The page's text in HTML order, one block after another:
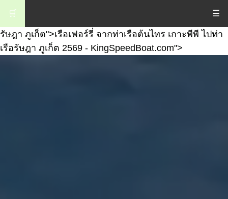
เรือเฟอร์รี่ จากท่าเรือต้นไทร เกาะพีพี ไปท่าเรือรัษฎา
รัษฎา ภูเก็ต">เรือเฟอร์รี่ จากท่าเรือต้นไทร เกาะพีพี ไปท่า
เรือรัษฎา ภูเก็ต 2569 - KingSpeedBoat.com">
🛒 ☰